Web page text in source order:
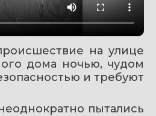
на улице
дома ночью, чудом
и требуют
пытались